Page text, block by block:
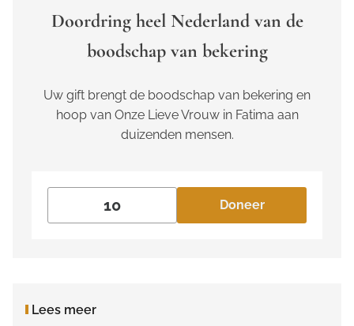
Doordring heel Nederland van de
boodschap van bekering
Uw gift brengt de boodschap van bekering en
hoop van Onze Lieve Vrouw in Fatima aan
duizenden mensen.
Doneer
Lees meer